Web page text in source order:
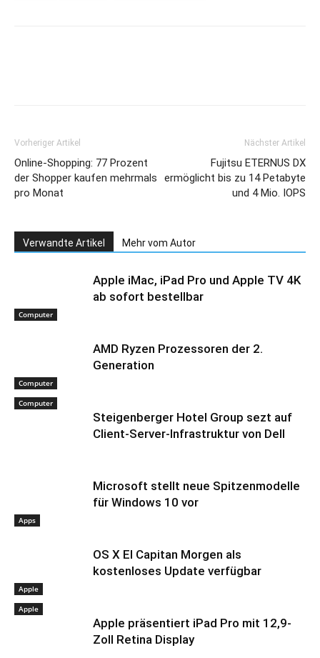
Vorheriger Artikel
Online-Shopping: 77 Prozent
der Shopper kaufen mehrmals
pro Monat
Nächster Artikel
Fujitsu ETERNUS DX
ermöglicht bis zu 14 Petabyte
und 4 Mio. IOPS
Verwandte Artikel Mehr vom Autor
Computer
Apple iMac, iPad Pro und Apple TV 4K
ab sofort bestellbar
Computer
AMD Ryzen Prozessoren der 2.
Generation
Computer
Steigenberger Hotel Group sezt auf
Client-Server-Infrastruktur von Dell
Apps
Microsoft stellt neue Spitzenmodelle
für Windows 10 vor
Apple
OS X El Capitan Morgen als
kostenloses Update verfügbar
Apple
Apple präsentiert iPad Pro mit 12,9-
Zoll Retina Display